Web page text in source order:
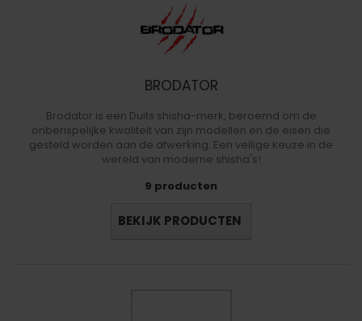
BRODATOR
Brodator is een Duits shisha-merk, beroemd om de
onberispelijke kwaliteit van zijn modellen en de eisen die
gesteld worden aan de afwerking. Een veilige keuze in de
wereld van moderne shisha's!
9 producten
BEKIJK PRODUCTEN